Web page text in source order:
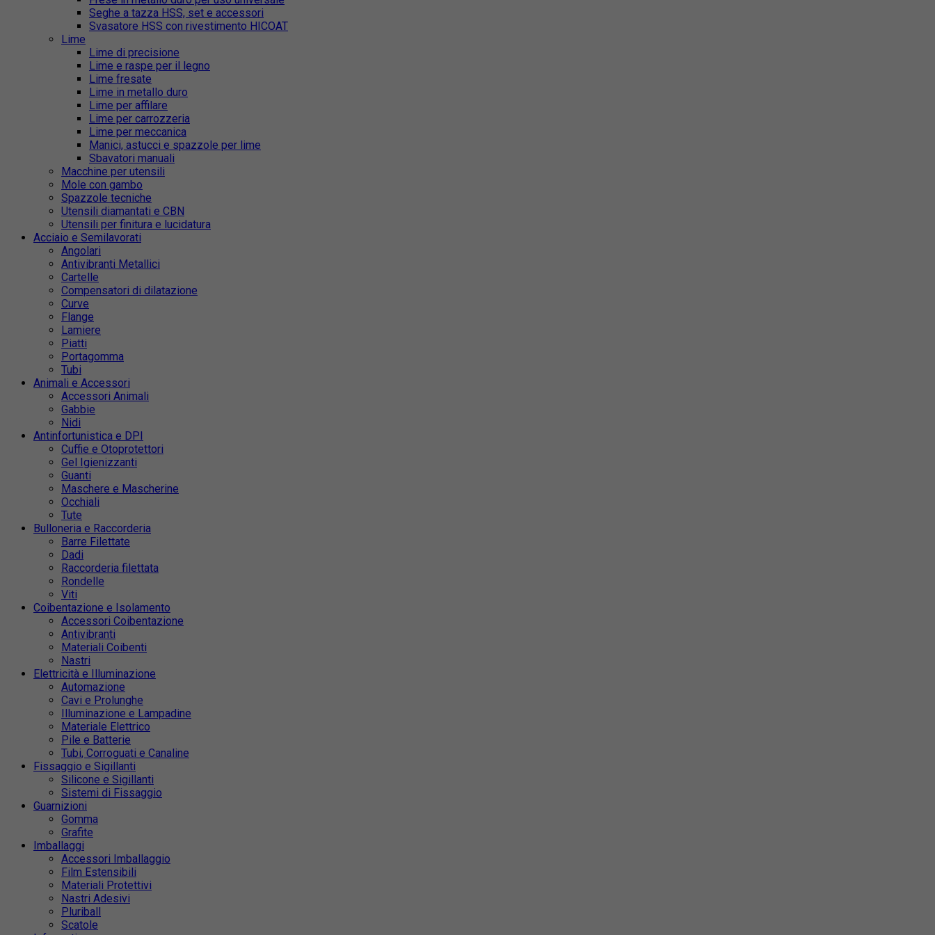
Seghe a tazza HSS, set e accessori
Svasatore HSS con rivestimento HICOAT
Lime
Lime di precisione
Lime e raspe per il legno
Lime fresate
Lime in metallo duro
Lime per affilare
Lime per carrozzeria
Lime per meccanica
Manici, astucci e spazzole per lime
Sbavatori manuali
Macchine per utensili
Mole con gambo
Spazzole tecniche
Utensili diamantati e CBN
Utensili per finitura e lucidatura
Acciaio e Semilavorati
Angolari
Antivibranti Metallici
Cartelle
Compensatori di dilatazione
Curve
Flange
Lamiere
Piatti
Portagomma
Tubi
Animali e Accessori
Accessori Animali
Gabbie
Nidi
Antinfortunistica e DPI
Cuffie e Otoprotettori
Gel Igienizzanti
Guanti
Maschere e Mascherine
Occhiali
Tute
Bulloneria e Raccorderia
Barre Filettate
Dadi
Raccorderia filettata
Rondelle
Viti
Coibentazione e Isolamento
Accessori Coibentazione
Antivibranti
Materiali Coibenti
Nastri
Elettricità e Illuminazione
Automazione
Cavi e Prolunghe
Illuminazione e Lampadine
Materiale Elettrico
Pile e Batterie
Tubi, Corroguati e Canaline
Fissaggio e Sigillanti
Silicone e Sigillanti
Sistemi di Fissaggio
Guarnizioni
Gomma
Grafite
Imballaggi
Accessori Imballaggio
Film Estensibili
Materiali Protettivi
Nastri Adesivi
Pluriball
Scatole